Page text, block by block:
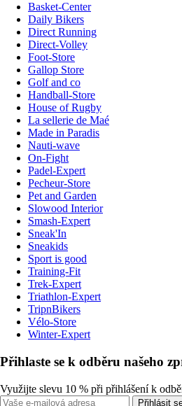
Basket-Center
Daily Bikers
Direct Running
Direct-Volley
Foot-Store
Gallop Store
Golf and co
Handball-Store
House of Rugby
La sellerie de Maé
Made in Paradis
Nauti-wave
On-Fight
Padel-Expert
Pecheur-Store
Pet and Garden
Slowood Interior
Smash-Expert
Sneak'In
Sneakids
Sport is good
Training-Fit
Trek-Expert
Triathlon-Expert
TripnBikers
Vélo-Store
Winter-Expert
Přihlaste se k odběru našeho
Využijte slevu 10 % při přihlášení k
Přihlásit